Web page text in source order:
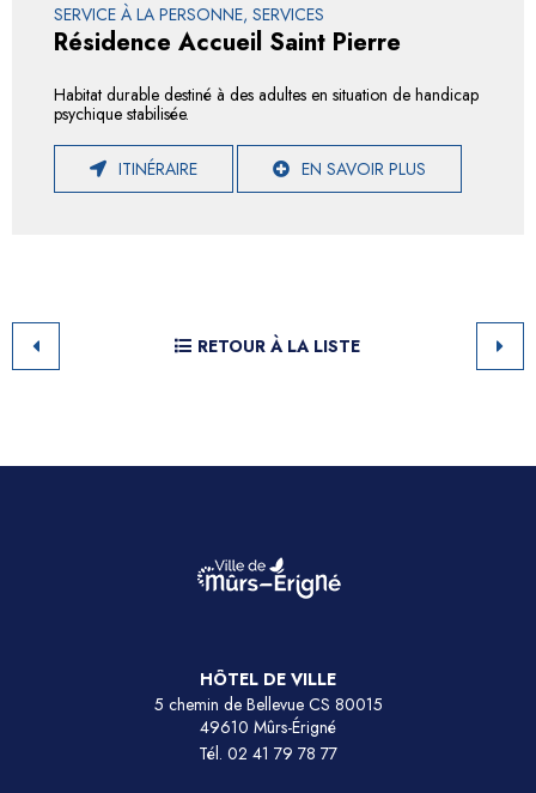
SERVICE À LA PERSONNE, SERVICES
Résidence Accueil Saint Pierre
Habitat durable destiné à des adultes en situation de handicap
psychique stabilisée.
ITINÉRAIRE EN SAVOIR PLUS
RETOUR À LA LISTE
HÔTEL DE VILLE
5 chemin de Bellevue CS 80015
49610 Mûrs-Érigné
Tél. 02 41 79 78 77